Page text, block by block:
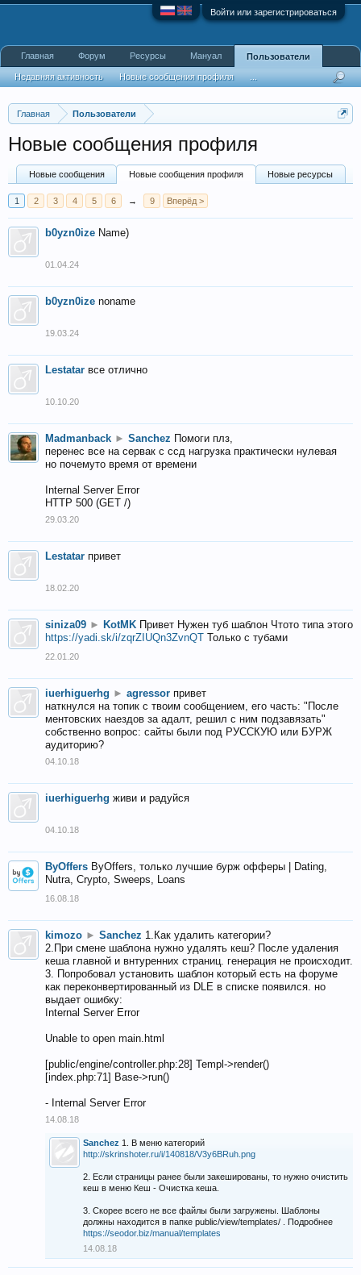
Войти или зарегистрироваться
Главная Пользователи
Новые сообщения профиля
Новые сообщения Новые сообщения профиля Новые ресурсы
1 2 3 4 5 6 → 9 Вперёд >
b0yzn0ize Name)
01.04.24
b0yzn0ize noname
19.03.24
Lestatar все отлично
10.10.20
Madmanback ► Sanchez Помоги плз,
перенес все на сервак с ссд нагрузка практически нулевая
но почемуто время от времени
Internal Server Error
HTTP 500 (GET /)
29.03.20
Lestatar привет
18.02.20
siniza09 ► KotMK Привет Нужен туб шаблон Чтото типа этого
https://yadi.sk/i/zqrZIUQn3ZvnQT Только с тубами
22.01.20
iuerhiguerhg ► agressor привет
наткнулся на топик с твоим сообщением, его часть: "После
ментовских наездов за адалт, решил с ним подзавязать"
собственно вопрос: сайты были под РУССКУЮ или БУРЖ
аудиторию?
04.10.18
iuerhiguerhg живи и радуйся
04.10.18
ByOffers ByOffers, только лучшие бурж офферы | Dating,
Nutra, Crypto, Sweeps, Loans
16.08.18
kimozo ► Sanchez 1.Как удалить категории?
2.При смене шаблона нужно удалять кеш? После удаления
кеша главной и внтуренних страниц. генерация не происходит.
3. Попробовал установить шаблон который есть на форуме
как переконвертированный из DLE в списке появился. но
выдает ошибку:
Internal Server Error
Unable to open main.html
[public/engine/controller.php:28] Templ->render()
[index.php:71] Base->run()
- Internal Server Error
14.08.18
Sanchez 1. В меню категорий
http://skrinshoter.ru/i/140818/V3y6BRuh.png
2. Если страницы ранее были закешированы, то нужно очистить
кеш в меню Кеш - Очистка кеша.
3. Скорее всего не все файлы были загружены. Шаблоны
должны находится в папке public/view/templates/ . Подробнее
https://seodor.biz/manual/templates
14.08.18
Главная Форум Ресурсы Мануал Пользователи
Недавняя активность Новые сообщения профиля